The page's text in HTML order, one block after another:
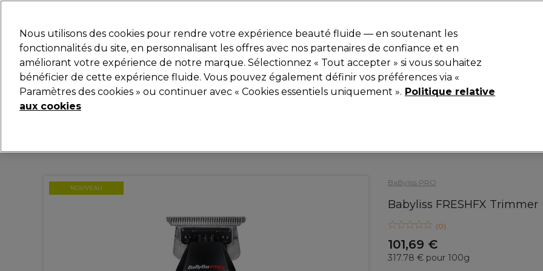
Rechercher
Marques Bons plans Coiffure Electro et Matériel Equipement de salon Beauté Hommes
Livraison et délais
BaByliss PRO
Babyliss FRESHFX Trimmer
(0)
101,69 €
317.78 € pour 100g
NOUVEAU
Nous utilisons des cookies pour rendre votre expérience beauté fluide — en soutenant les
fonctionnalités du site, en personnalisant les offres avec nos partenaires de confiance et en
améliorant votre expérience de notre marque. Sélectionnez « Tout accepter » si vous souhaitez
bénéficier de cette expérience fluide. Vous pouvez également définir vos préférences via «
Paramètres des cookies » ou continuer avec « Cookies essentiels uniquement ». Politique relative
aux cookies